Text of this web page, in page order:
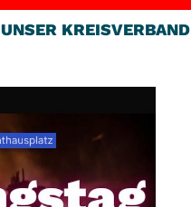
UNSER KREISVERBAND